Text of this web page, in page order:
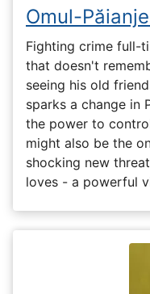
Omul-
Fighting crime full-
that doesn't
seeing his old
sparks a change in
the power to
might also be the
shocking new
loves - a powerful